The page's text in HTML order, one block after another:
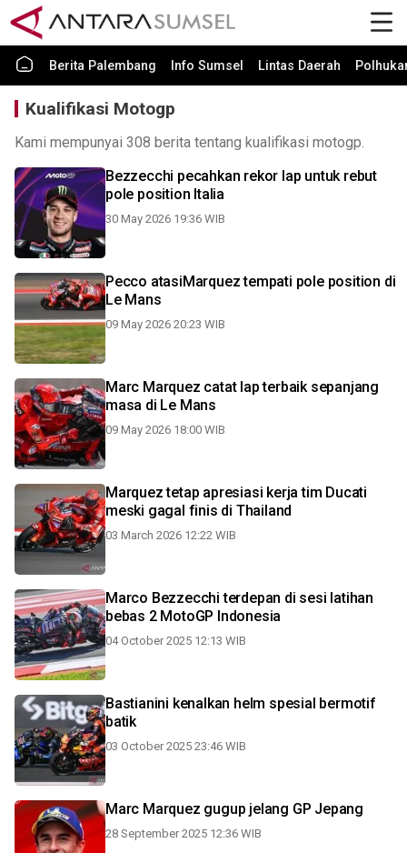
Berita Palembang Info Sumsel Lintas Daerah
Kualifikasi Motogp
Kami mempunyai 308 berita tentang kualifikasi motogp.
Bezzecchi pecahkan rekor lap untuk rebut
pole position Italia
30 May 2026 19:36 WIB
Pecco atasiMarquez tempati pole position di
Le Mans
09 May 2026 20:23 WIB
Marc Marquez catat lap terbaik sepanjang
masa di Le Mans
09 May 2026 18:00 WIB
Marquez tetap apresiasi kerja tim Ducati
meski gagal finis di Thailand
03 March 2026 12:22 WIB
Marco Bezzecchi terdepan di sesi latihan
bebas 2 MotoGP Indonesia
04 October 2025 12:13 WIB
Bastianini kenalkan helm spesial bermotif
batik
03 October 2025 23:46 WIB
Marc Marquez gugup jelang GP Jepang
28 September 2025 12:36 WIB